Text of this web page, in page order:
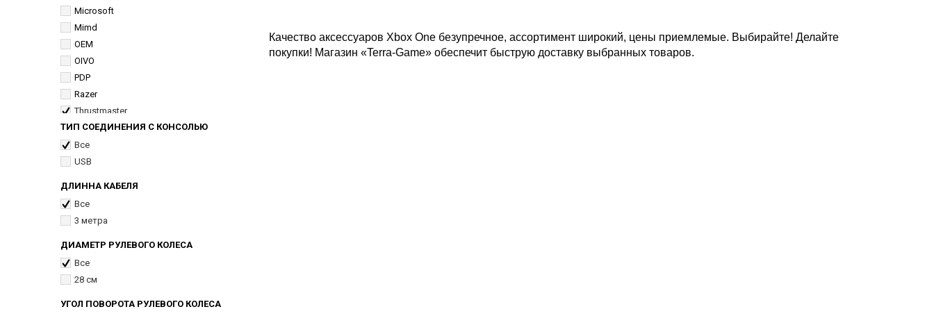
Microsoft
Mimd
OEM
OIVO
PDP
Razer
Thrustmaster
Unknown
ТИП СОЕДИНЕНИЯ С КОНСОЛЬЮ
Все
USB
ДЛИННА КАБЕЛЯ
Все
3 метра
ДИАМЕТР РУЛЕВОГО КОЛЕСА
Все
28 см
УГОЛ ПОВОРОТА РУЛЕВОГО КОЛЕСА
Качество аксессуаров Xbox One безупречное, ассортимент широкий, цены приемлемые. Выбирайте! Делайте
покупки! Магазин «Terra-Game» обеспечит быструю доставку выбранных товаров.